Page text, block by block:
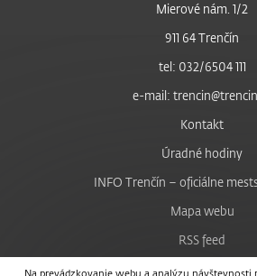
Na prevádzkovanie webu a analýzu návštevnosti
Mierové nám. 1/2
911 64 Trenčín
tel: 032/6504 111
e-mail:
Kontakt
Úradné hodiny
INFO Trenčín – oficiálne
Mapa webu
RSS feed
Nastavenie cookies